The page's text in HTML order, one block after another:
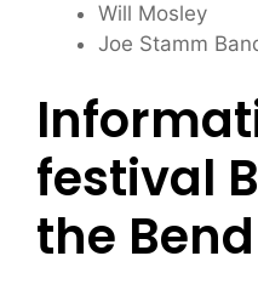
Will Mosley
Joe Stamm
festival
the